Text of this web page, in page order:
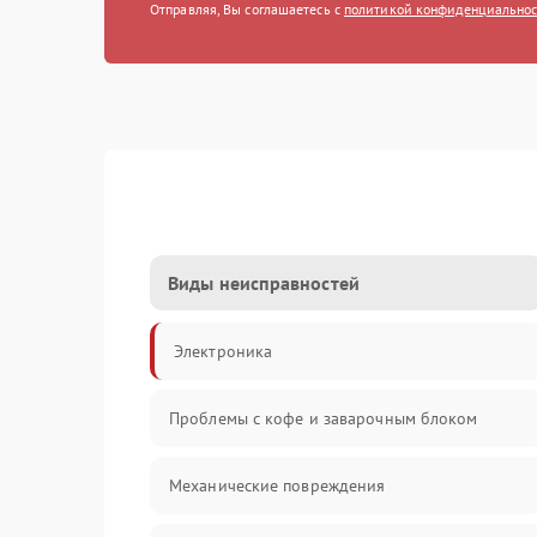
Отправляя, Вы соглашаетесь с политикой
Виды неисправностей
Электроника
Проблемы с кофе и заварочным блоком
Механические повреждения